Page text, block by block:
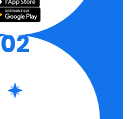
02